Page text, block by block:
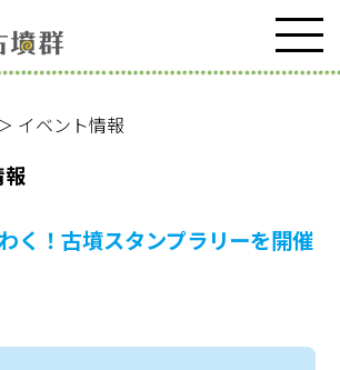
イベント情報
報
く！古墳スタンプラリーを開催